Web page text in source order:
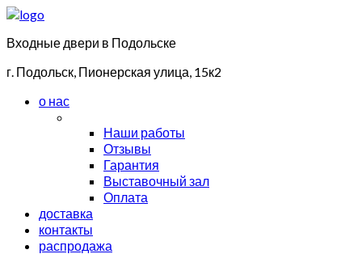
Входные двери в Подольске
г. Подольск, Пионерская улица, 15к2
о нас
Наши работы
Отзывы
Гарантия
Выставочный зал
Оплата
доставка
контакты
распродажа